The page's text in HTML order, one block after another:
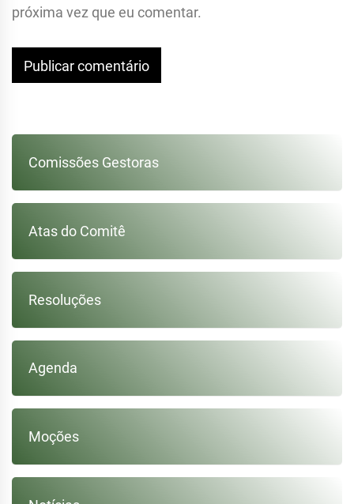
próxima vez que eu comentar.
Comissões Gestoras
Atas do Comitê
Resoluções
Agenda
Moções